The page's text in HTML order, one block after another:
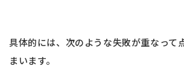
具体的には、次のような失敗が重なって
まいます。